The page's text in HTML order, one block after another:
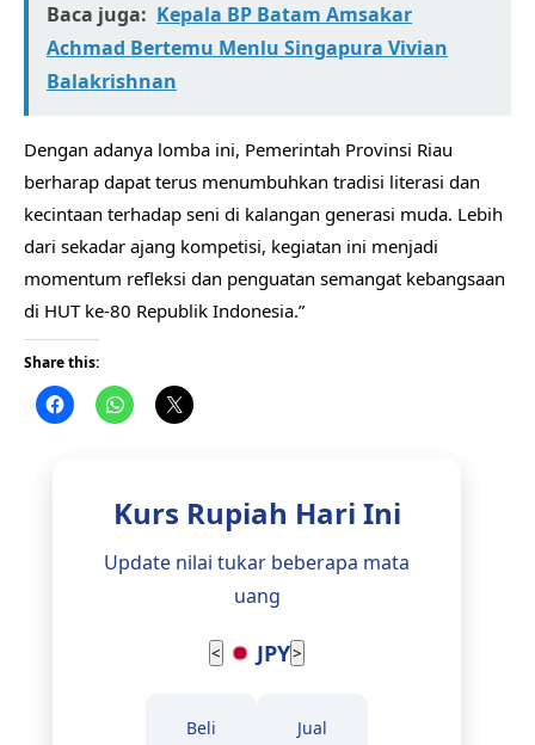
Baca juga: Kepala BP Batam Amsakar
Achmad Bertemu Menlu Singapura Vivian
Balakrishnan
Dengan adanya lomba ini, Pemerintah Provinsi Riau
berharap dapat terus menumbuhkan tradisi literasi dan
kecintaan terhadap seni di kalangan generasi muda. Lebih
dari sekadar ajang kompetisi, kegiatan ini menjadi
momentum refleksi dan penguatan semangat kebangsaan
di HUT ke-80 Republik Indonesia.”
Share this:
Kurs Rupiah Hari Ini
Update nilai tukar beberapa mata
uang
< JPY>
Beli Jual